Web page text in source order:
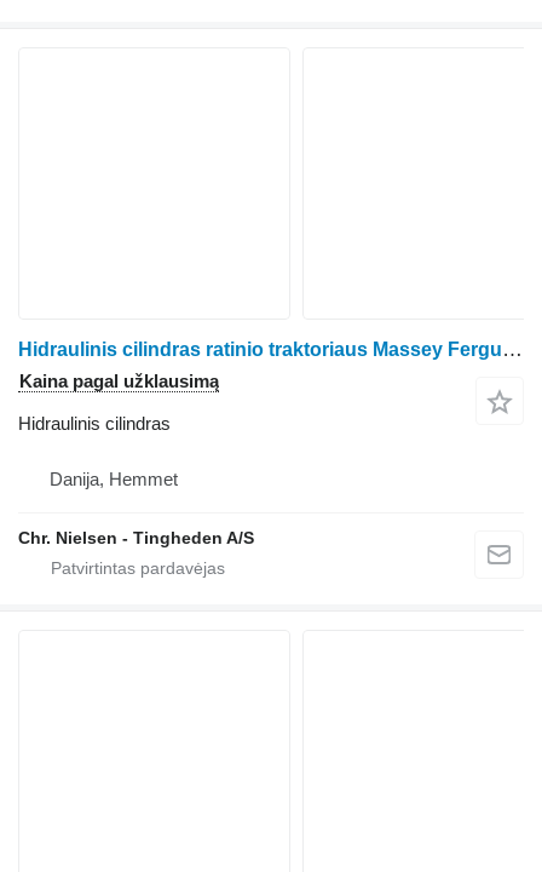
Hidraulinis cilindras ratinio traktoriaus Massey Ferguson 3060
Kaina pagal užklausimą
Hidraulinis cilindras
Danija, Hemmet
Chr. Nielsen - Tingheden A/S